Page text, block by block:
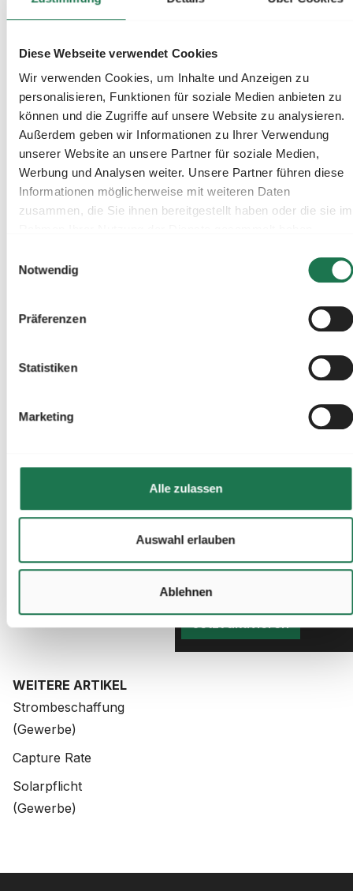
Diese Webseite verwendet Cookies
Wir verwenden Cookies, um Inhalte und Anzeigen zu
personalisieren, Funktionen für soziale Medien anbieten zu
können und die Zugriffe auf unsere Website zu analysieren.
Außerdem geben wir Informationen zu Ihrer Verwendung
unserer Website an unsere Partner für soziale Medien,
Werbung und Analysen weiter. Unsere Partner führen diese
Informationen möglicherweise mit weiteren Daten
zusammen, die Sie ihnen bereitgestellt haben oder die sie im
Notwendig
Präferenzen
Statistiken
Marketing
Alle zulassen
Auswahl erlauben
Ablehnen
WEITERE ARTIKEL
Strombeschaffung
(Gewerbe)
Capture Rate
Solarpflicht
(Gewerbe)
7.000 Stunden im
Rabatt beträgt 80%
auf die gesamten
Netzentgelte bei
7.000
Benutzungsstunden,
85% bei 7.500 und
90% bei 8.000.
Kostenloser Preisalarm
aktivieren
Legen Sie eigene
Limits fest und
Strompreis Ihr Limit
reisst.
Jetzt aktivieren